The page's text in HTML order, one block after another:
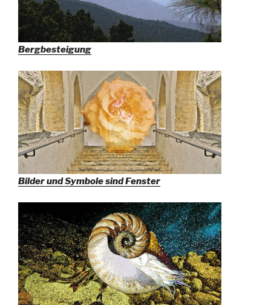
Bergbesteigung
Bilder und Symbole sind Fenster